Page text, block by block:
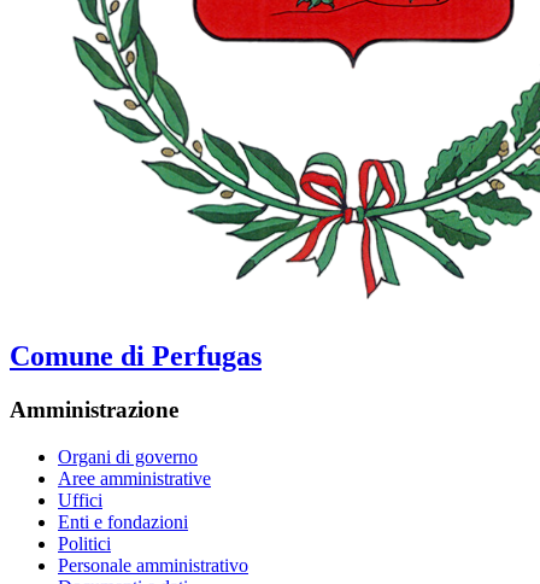
Comune di Perfugas
Amministrazione
Organi di governo
Aree amministrative
Uffici
Enti e fondazioni
Politici
Personale amministrativo